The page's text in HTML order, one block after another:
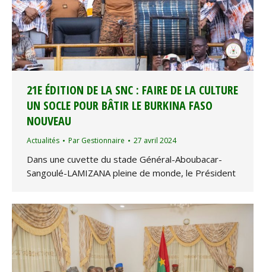
21E ÉDITION DE LA SNC : FAIRE DE LA CULTURE
UN SOCLE POUR BÂTIR LE BURKINA FASO
NOUVEAU
Actualités Par Gestionnaire 27 avril 2024
Dans une cuvette du stade Général-Aboubacar-
Sangoulé-LAMIZANA pleine de monde, le Président